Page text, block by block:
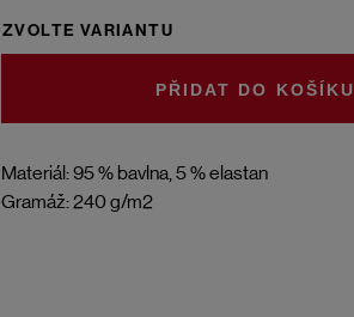
Materiál: 95 % bavlna, 5 % elastan
Gramáž: 240 g/m2
ZVOLTE VARIANTU
DO KOŠÍKU